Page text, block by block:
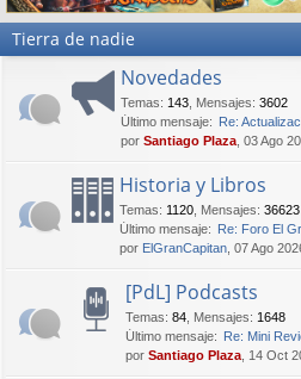
rá
pi
Tierra de nadie
Novedades
Temas: 143 Mensajes: 3602
Último mensaje: Re:
por Santiago Plaza , 03 Ago
Historia y Libros
Temas: 1120 Mensajes: 36623
Último mensaje: Re: Foro El
por ElGranCapitan , 07 Ago
[PdL] Podcasts
Temas: 84 Mensajes: 1648
Último mensaje: Re: Mini
por Santiago Plaza , 14 Oct